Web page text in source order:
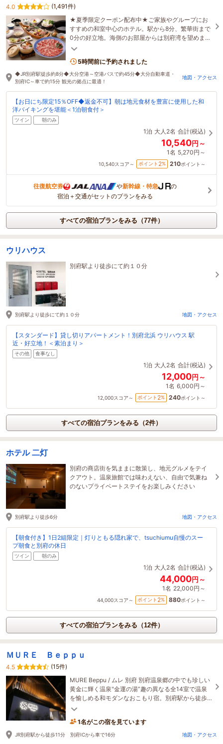
4.0
(1,491件)
★夏季限定クーポン配布中★ご家族やグループにお
すすめの和室中心のホテル。駅から8分、繁華街まで
0分の好立地。海側のお部屋からは別府湾を望めま
す。掛流し温泉展望大浴場からの朝日は絶景です。
5時間前に予約されました
◆JR別府駅徒歩約8分◆大分空港～空港バスで約45分◆大分自動車道・
別府IC～車で約15分 観光の拠点に最適！
地図・アクセス
【お日にち限定15％OFF◆返金不可】朝は地元食材を豊富に使用した和
洋バイキングを堪能＜1泊朝食付＞
ツイン 朝のみ
1泊 大人2名 合計(税込)
10,540円～
1名 5,270円～
10,540スコア～ ポイント 2% 210ポイント～
往復航空券 や新幹線・特急
の
宿泊＋交通がセットのプランをみる
すべての宿泊プランをみる（77件）
ウリハウス
別府駅より徒歩にて約１０分
別府駅より徒歩にて約１０分 地図・アクセス
【スタンダード】貸し切りアパートメント！別府北浜 ウリハウス 駅
近・好立地！＜素泊まり＞
その他 食事なし
1泊 大人2名 合計(税込)
12,000円～
1名 6,000円～
12,000スコア～ ポイント 2% 240ポイント～
すべての宿泊プランをみる（2件）
ホテル 二灯
別府の商店街を気ままに散策し、地元グルメをテイ
クアウト。温泉旅館では味わえない、自由で気兼ね
のないプライベートステイをお楽しみください
別府駅より徒歩6分 地図・アクセス
【朝食付き】1日2組限定｜灯りともる隠れ家で、tsuchiumu自慢のスー
プ朝食と別府の休日
ツイン 朝のみ
1泊 大人2名 合計(税込)
44,000円～
1名 22,000円～
44,000スコア～ ポイント 2% 880ポイント～
すべての宿泊プランをみる（12件）
ＭＵＲＥ Ｂｅｐｐｕ
4.5
(15件)
MURE Beppu / ムレ 別府 別府温泉郷の中でも珍しい
黄金に輝く温泉"金運の湯”趣の異なる全14室で温泉
を愉しめる和モダンなおこもり宿。別府駅から徒歩
10分程と観光にも便利な立地も魅力。
1名がこの宿を見ています
JR別府駅から徒歩11分 別府ICから車で16分 地図・アクセス